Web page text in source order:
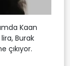
Kaan
Burak
çıkıyor.